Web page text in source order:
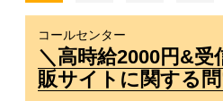
コールセンター
＼高時給2000円&
販サイトに関する